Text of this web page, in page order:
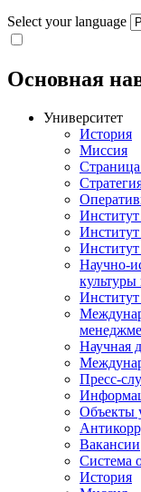
Select your language
Основная
Университет
История
Миссия
Страница
Институт
Институт
Научно-
культуры
Институт
Научная
Пресс-
Объекты
Вакансии
Система
История